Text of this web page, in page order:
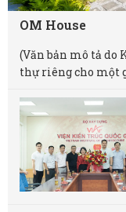
OM House
(Văn bản mô tả do
thự riêng cho một